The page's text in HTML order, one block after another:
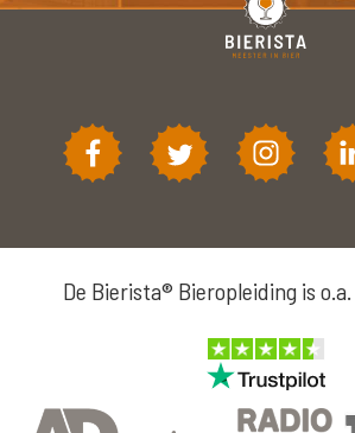
De Bierista® Bieropleiding is